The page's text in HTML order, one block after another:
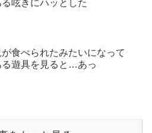
る呟きにハッとした
が食べられたみたいになって
る遊具を見ると…あっ